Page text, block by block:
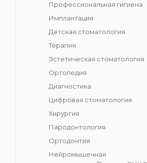
Профессиональная гигиена
Имплантация
Детская стоматология
Терапия
Эстетическая стоматология
Ортопедия
Диагностика
Цифровая стоматология
Хирургия
Пародонтология
Ортодонтия
Нейромышечная